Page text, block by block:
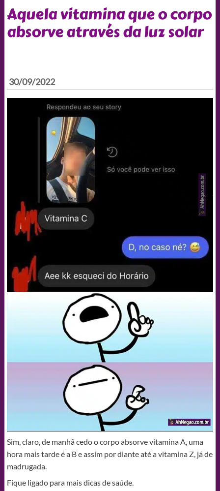
Aquela vitamina que o corpo
absorve através da luz solar
30/09/2022
Sim, claro, de manhã cedo o corpo absorve vitamina A, uma
hora mais tarde é a B e assim por diante até a vitamina Z, já de
madrugada.
Fique ligado para mais dicas de saúde.